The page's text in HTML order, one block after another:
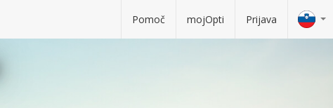
Pomoč mojOpti Prijava